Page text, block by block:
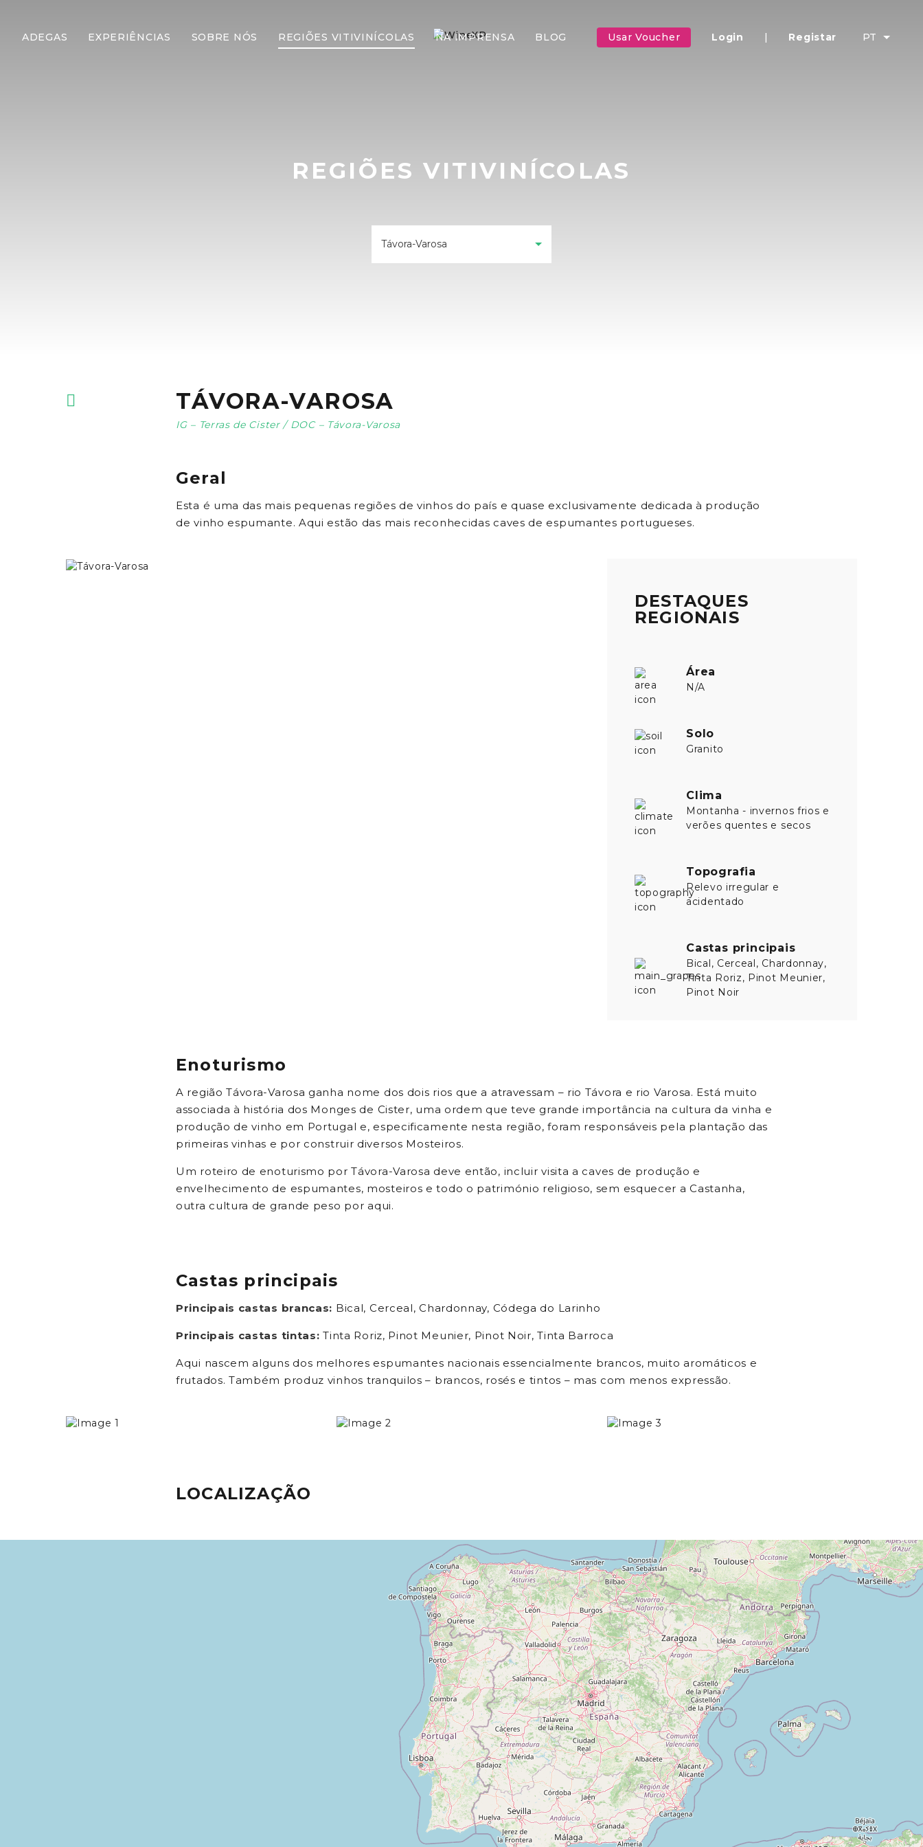
ADEGAS EXPERIÊNCIAS SOBRE NÓS REGIÕES VITIVINÍCOLAS NA IMPRENSA BLOG Usar Voucher Login | Registar PT
REGIÕES VITIVINÍCOLAS
Távora-Varosa
TÁVORA-VAROSA
IG – Terras de Cister / DOC – Távora-Varosa
Geral
Esta é uma das mais pequenas regiões de vinhos do país e quase exclusivamente dedicada à produção
de vinho espumante. Aqui estão das mais reconhecidas caves de espumantes portugueses.
DESTAQUES
REGIONAIS
Área
N/A
Solo
Granito
Clima
Montanha - invernos frios e
verões quentes e secos
Topografia
Relevo irregular e
acidentado
Castas principais
Bical, Cerceal, Chardonnay,
Tinta Roriz, Pinot Meunier,
Pinot Noir
Enoturismo
A região Távora-Varosa ganha nome dos dois rios que a atravessam – rio Távora e rio Varosa. Está muito
associada à história dos Monges de Cister, uma ordem que teve grande importância na cultura da vinha e
produção de vinho em Portugal e, especificamente nesta região, foram responsáveis pela plantação das
primeiras vinhas e por construir diversos Mosteiros.
Um roteiro de enoturismo por Távora-Varosa deve então, incluir visita a caves de produção e
envelhecimento de espumantes, mosteiros e todo o património religioso, sem esquecer a Castanha,
outra cultura de grande peso por aqui.
Castas principais
Principais castas brancas: Bical, Cerceal, Chardonnay, Códega do Larinho
Principais castas tintas: Tinta Roriz, Pinot Meunier, Pinot Noir, Tinta Barroca
Aqui nascem alguns dos melhores espumantes nacionais essencialmente brancos, muito aromáticos e
frutados. Também produz vinhos tranquilos – brancos, rosés e tintos – mas com menos expressão.
LOCALIZAÇÃO